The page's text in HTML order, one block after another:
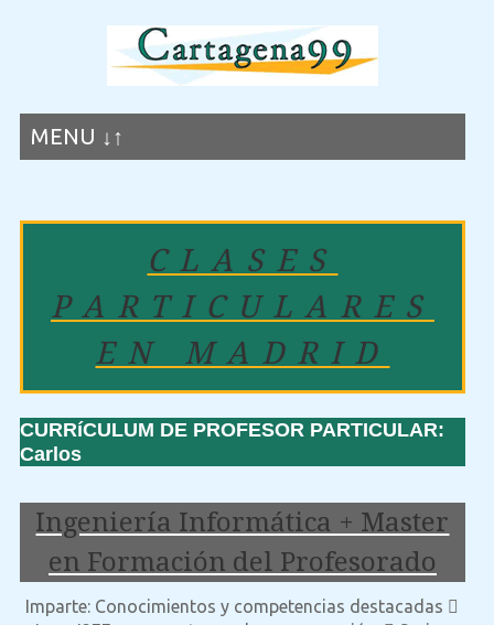
MENU ↓↑
CLASES
PARTICULARES
EN MADRID
CURRíCULUM DE PROFESOR PARTICULAR:
Carlos
Ingeniería Informática + Master
en Formación del Profesorado
Imparte: Conocimientos y competencias destacadas 